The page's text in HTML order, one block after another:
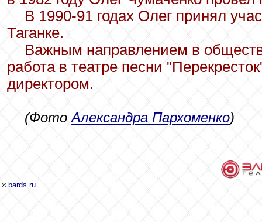
В 1990-91 годах Олег принял
Таганке.
Важным направлением в
работа в театре песни
директором.
(ФотоАлександра Пархоменко)
© bards.ru